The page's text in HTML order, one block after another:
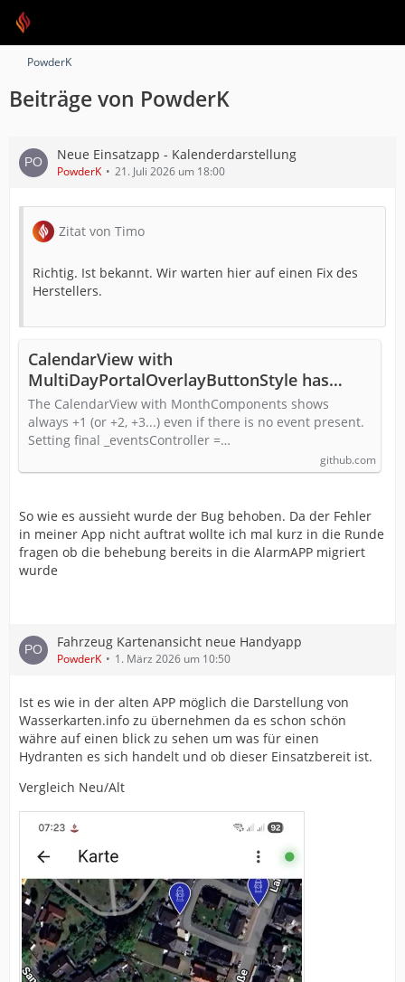
PowderK
Beiträge von PowderK
Neue Einsatzapp - Kalenderdarstellung
PowderK 21. Juli 2026 um 18:00
Zitat von Timo
Richtig. Ist bekannt. Wir warten hier auf einen Fix des
Herstellers.
CalendarView with
MultiDayPortalOverlayButtonStyle has
always numberOfHiddenRows > 0 · Issue
#255 · werner-scholtz/kalender
The CalendarView with MonthComponents shows
always +1 (or +2, +3...) even if there is no event present.
Setting final _eventsController =…
github.com
So wie es aussieht wurde der Bug behoben. Da der Fehler
in meiner App nicht auftrat wollte ich mal kurz in die Runde
fragen ob die behebung bereits in die AlarmAPP migriert
wurde
Fahrzeug Kartenansicht neue Handyapp
PowderK 1. März 2026 um 10:50
Ist es wie in der alten APP möglich die Darstellung von
Wasserkarten.info zu übernehmen da es schon schön
währe auf einen blick zu sehen um was für einen
Hydranten es sich handelt und ob dieser Einsatzbereit ist.
Vergleich Neu/Alt